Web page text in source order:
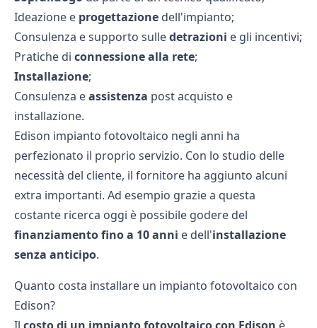
Ideazione e progettazione dell'impianto;
Consulenza e supporto sulledetrazioni e gli incentivi;
Pratiche di connessione alla rete;
Installazione;
Consulenza eassistenza post acquisto e
installazione.
Edison impianto fotovoltaico negli anni ha
perfezionato il proprio servizio. Con lo studio delle
necessità del cliente, il fornitore ha aggiunto alcuni
extra importanti. Ad esempio grazie a questa
costante ricerca oggi è possibile godere del
finanziamento fino a 10 anni e dell'installazione
senza anticipo.
Quanto costa installare un impianto fotovoltaico con
Edison?